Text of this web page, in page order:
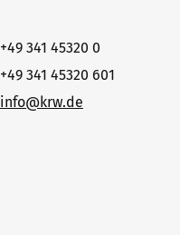
+49 341 45320 0
+49 341 45320 601
info@krw.de